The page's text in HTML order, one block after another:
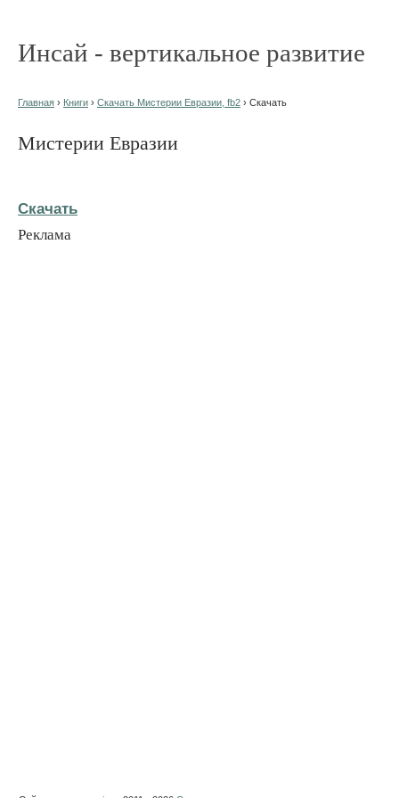
Инсай - вертикальное развитие
Главная › Книги › Скачать Мистерии Евразии, fb2 › Скачать
Мистерии Евразии
Скачать
Реклама